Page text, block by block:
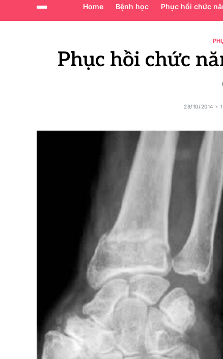
Home Bệnh học Phục hồi chức
Phục hồi chức
29/10/2014